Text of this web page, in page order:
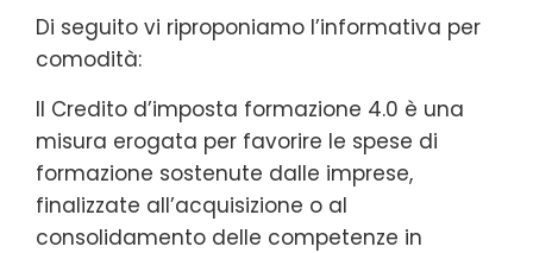
Di seguito vi riproponiamo l’informativa per
comodità:
Il Credito d’imposta formazione 4.0 è una
misura erogata per favorire le spese di
formazione sostenute dalle imprese,
finalizzate all’acquisizione o al
consolidamento delle competenze in